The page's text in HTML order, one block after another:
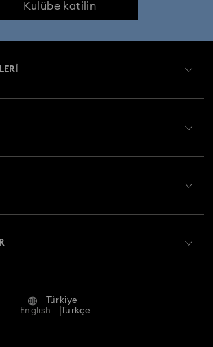
Kulübe katilin
Türkiye
English
Türkçe